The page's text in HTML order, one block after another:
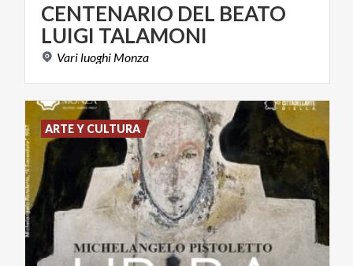
CENTENARIO DEL BEATO
LUIGI TALAMONI
Variluoghi Monza
ARTE Y CULTURA